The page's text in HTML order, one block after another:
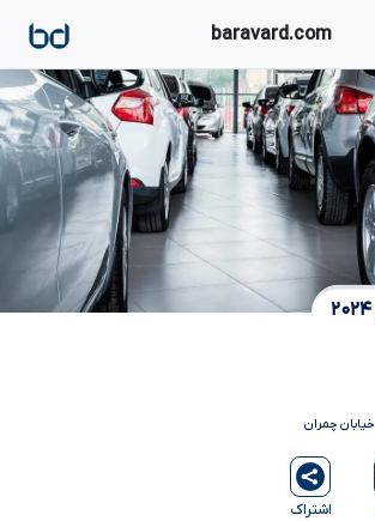
baravard.com
خیابان چمران
اشتراک